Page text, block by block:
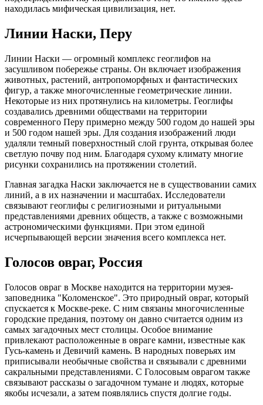
находилась мифическая цивилизация, нет.
Линии Наски, Перу
Линии Наски — огромный комплекс геоглифов на
засушливом побережье страны. Он включает изображения
животных, растений, антропоморфных и фантастических
фигур, а также многочисленные геометрические линии.
Некоторые из них протянулись на километры. Геоглифы
создавались древними обществами на территории
современного Перу примерно между 500 годом до нашей эры
и 500 годом нашей эры. Для создания изображений люди
удаляли темный поверхностный слой грунта, открывая более
светлую почву под ним. Благодаря сухому климату многие
рисунки сохранились на протяжении столетий.
Главная загадка Наски заключается не в существовании самих
линий, а в их назначении и масштабах. Исследователи
связывают геоглифы с религиозными и ритуальными
представлениями древних обществ, а также с возможными
астрономическими функциями. При этом единой
исчерпывающей версии значения всего комплекса нет.
Голосов овраг, Россия
Голосов овраг в Москве находится на территории музея-
заповедника "Коломенское". Это природный овраг, который
спускается к Москве-реке. С ним связаны многочисленные
городские предания, поэтому он давно считается одним из
самых загадочных мест столицы. Особое внимание
привлекают расположенные в овраге камни, известные как
Гусь-камень и Девичий камень. В народных поверьях им
приписывали необычные свойства и связывали с древними
сакральными представлениями. С Голосовым оврагом также
связывают рассказы о загадочном тумане и людях, которые
якобы исчезали, а затем появлялись спустя долгие годы.